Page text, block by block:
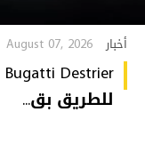
أخبار August 07, 2026
للطريق بق...